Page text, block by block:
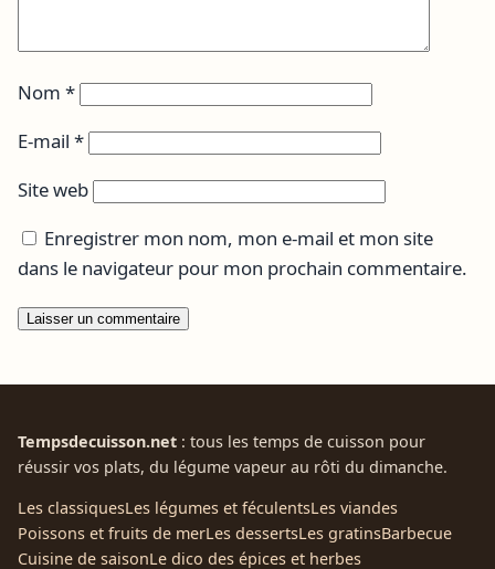
Nom *
E-mail *
Site web
Enregistrer mon nom, mon e-mail et mon site
dans le navigateur pour mon prochain commentaire.
Tempsdecuisson.net : tous les temps de cuisson pour
réussir vos plats, du légume vapeur au rôti du dimanche.
Les classiquesLes légumes et féculentsLes viandes
Poissons et fruits de merLes dessertsLes gratinsBarbecue
Cuisine de saisonLe dico des épices et herbes